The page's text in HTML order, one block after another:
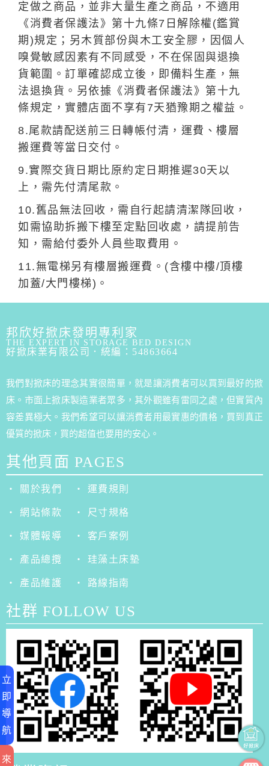
定做之商品，並非大量生產之商品，不適用
《消費者保護法》第十九條7日解除權(鑑賞
期)規定；另木質部份與木工安全膠，因個人
嗅覺敏感因素有不同感受，不在保固與退換
貨範圍。訂單確認成立後，即備料生產，無
法退換貨。另依據《消費者保護法》第十九
條規定，實體店面不享有7天猶豫期之權益。
8.尾款請配送前三日轉帳付清，運費、樓層
搬運費等當日交付。
9.實際交貨日期比原約定日期推遲30天以
上，需先付清尾款。
10.舊品無法回收，需自行起請清潔隊回收，
如需協助拆搬下樓至定點回收處，請提前告
知，需給付委外人員些取費用。
11.無電梯另有樓層搬運費。(含樓中樓/頂樓
加蓋/大門樓梯)。
邦欣好掀床發明專利家
THE EXPERT IN STORAGE BED DESIGN
好掀床業有限公司．統編：54863664
我們對掀床的理念其實很簡單，就是讓消費者可以買到最好的掀
床。市面上掀床製造業者眾多，其外觀雖有雷同之處，但實質內
容差異極大。我們希望可以讓消費者用最實惠的價格，買到真正
優質的掀床，買的超值也要用的安心。
其他頁面 PAGES
‧ 關於我們 ‧ 運費規則
‧ 網站條款 ‧ 尺寸規格
‧ 媒體報導 ‧ 客戶案例
‧ 產品總攬 ‧ 珪藻土床墊
‧ 產品維護 ‧ 路線指南
社群 FOLLOW US
立
即
導
航
來